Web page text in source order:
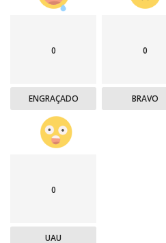
0
ENGRAÇADO
0
BRAVO
0
UAU